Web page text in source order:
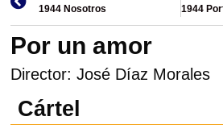
1944 Nosotros
Por un amor
Director: José Díaz Morales
Cártel